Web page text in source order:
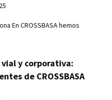
En CROSSBASA hemos
y corporativa:
de CROSSBASA